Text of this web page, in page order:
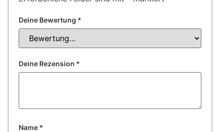
Deine Bewertung *
Deine Rezension *
Name *